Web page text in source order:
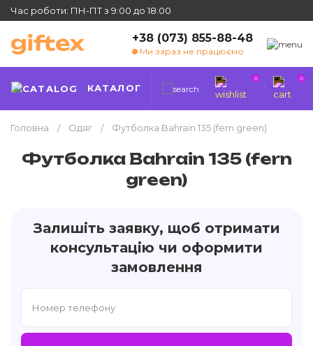
Час роботи: ПН-ПТ з 9:00 до 18:00
+38 (073) 855-88-48
Ми зараз не працюємо
КАТАЛОГ
0 0
Головна Одяг Футболка Bahrain 135 (fern green)
Футболка Bahrain 135 (fern
green)
Залишіть заявку, щоб отримати
консультацію чи оформити
замовлення